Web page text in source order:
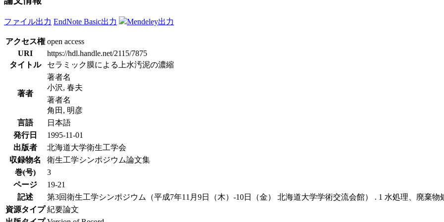
ファイル出力 EndNote Basic出力 Mendeley出力
アクセス権 open access
URI
https://hdl.handle.net/2115/7875
タイトル
セラミック膜による上水汚泥の濃縮
著者
著者名
小沢, 春夫
著者名
角田, 明彦
言語
日本語
発行日
1995-11-01
出版者
北海道大学衛生工学会
収録物名
衛生工学シンポジウム論文集
巻(号)
3
ページ
19-21
記述
第3回衛生工学シンポジウム（平成7年11月9日（木）-10日（金） 北海道大学学術交流会館） . 1 水処理、廃棄物
資源タイプ 紀要論文